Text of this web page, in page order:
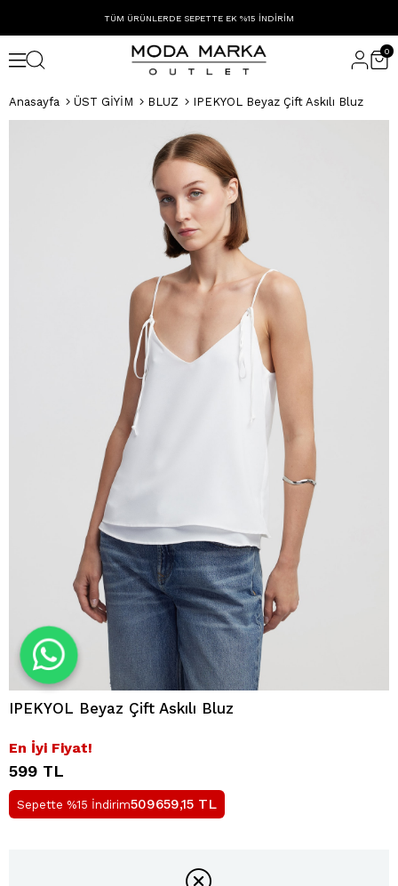
TÜM ÜRÜNLERDE SEPETTE EK %15 İNDİRİM
0
Anasayfa ÜST GİYİM BLUZ IPEKYOL Beyaz Çift Askılı Bluz
IPEKYOL Beyaz Çift Askılı Bluz
En İyi Fiyat!
599 TL
Sepette %15 İndirim509659,15 TL